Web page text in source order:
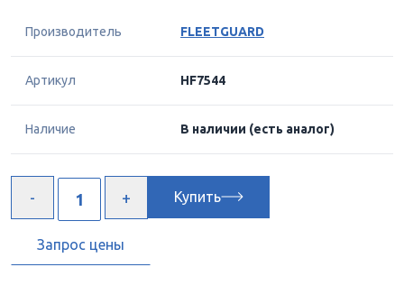
Производитель FLEETGUARD
Артикул HF7544
Наличие В наличии (есть аналог)
Купить
Запрос цены